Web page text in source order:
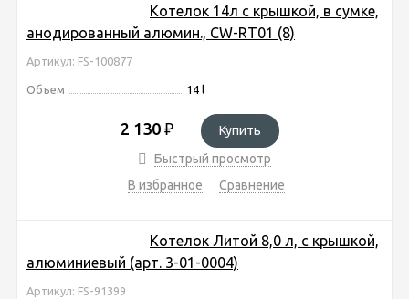
Котелок 14л с крышкой, в сумке,
анодированный алюмин., CW-RT01 (8)
Артикул: FS-100877
Объем 14 l
2 130 ₽
Купить
Быстрый просмотр
В избранное
Сравнение
Котелок Литой 8,0 л, с крышкой,
алюминиевый (арт. 3-01-0004)
Артикул: FS-91399